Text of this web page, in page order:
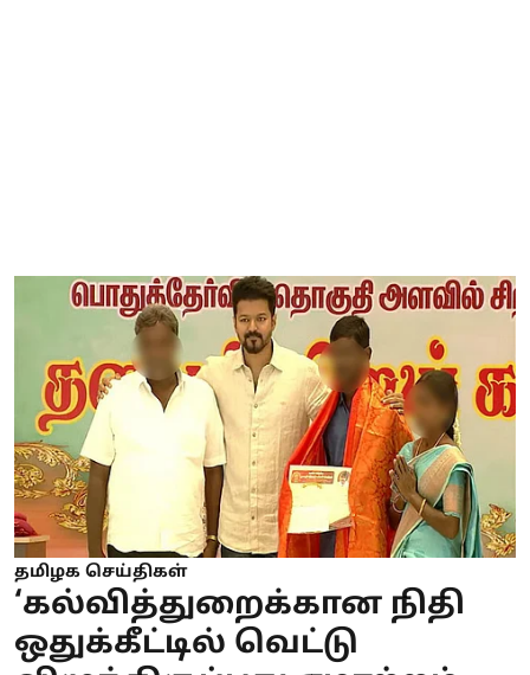
தமிழக செய்திகள்
‘கல்வித்துறைக்கான நிதி
ஒதுக்கீட்டில் வெட்டு